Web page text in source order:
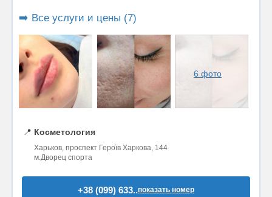
➡️ Все услуги и цены (7)
6 фото
📍 Косметология
Харьков, проспект Героїв Харкова, 144
м.Дворец спорта
+38 (099) 633..показать номер